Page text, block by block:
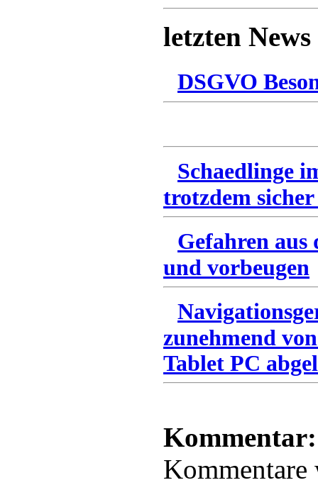
letzten News
DSGVO
Schaedlinge
trotzdem
Gefahren
und vorbeugen
zunehmend
Tablet PC
Kommentar: